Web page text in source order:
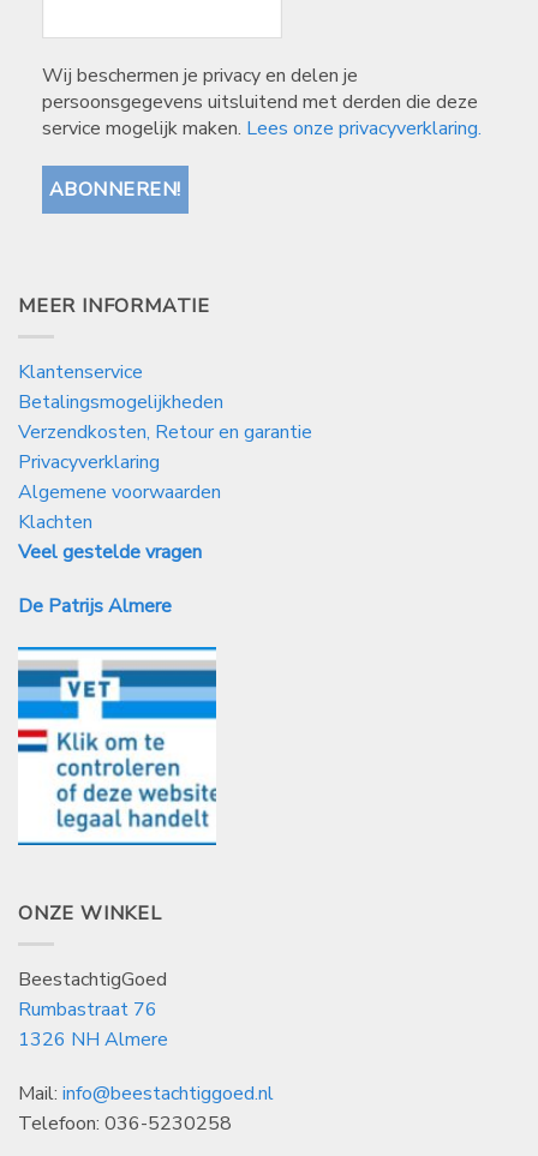
Wij beschermen je privacy en delen je
persoonsgegevens uitsluitend met derden die deze
service mogelijk maken. Lees onze privacyverklaring.
MEER INFORMATIE
Klantenservice
Betalingsmogelijkheden
Verzendkosten, Retour en garantie
Privacyverklaring
Algemene voorwaarden
Klachten
Veel gestelde vragen
De Patrijs Almere
ONZE WINKEL
BeestachtigGoed
Rumbastraat 76
1326 NH Almere
Mail: info@beestachtiggoed.nl
Telefoon: 036-5230258